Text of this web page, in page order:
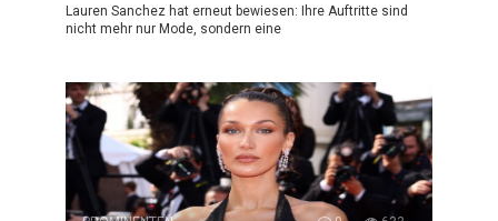
Lauren Sanchez hat erneut bewiesen: Ihre Auftritte sind
nicht mehr nur Mode, sondern eine